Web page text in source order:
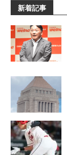
新着記事
AD